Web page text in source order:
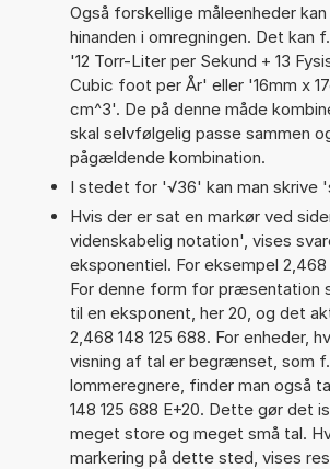
Også forskellige måleenheder
hinanden i omregningen. Det kan
'12 Torr-Liter per Sekund + 13
Cubic foot per År' eller '16mm x
cm^3'. De på denne måde
skal selvfølgelig passe sammen
pågældende kombination.
I stedet for '√36' kan man skrive
Hvis der er sat en markør ved
videnskabelig notation', vises
eksponentiel. For eksempel 2,468
For denne form for præsentation
til en eksponent, her 20, og det
2,468 148 125 688. For enheder,
visning af tal er begrænset, som
lommeregnere, finder man også
148 125 688 E+20. Dette gør
meget store og meget små tal.
markering på dette sted, vises